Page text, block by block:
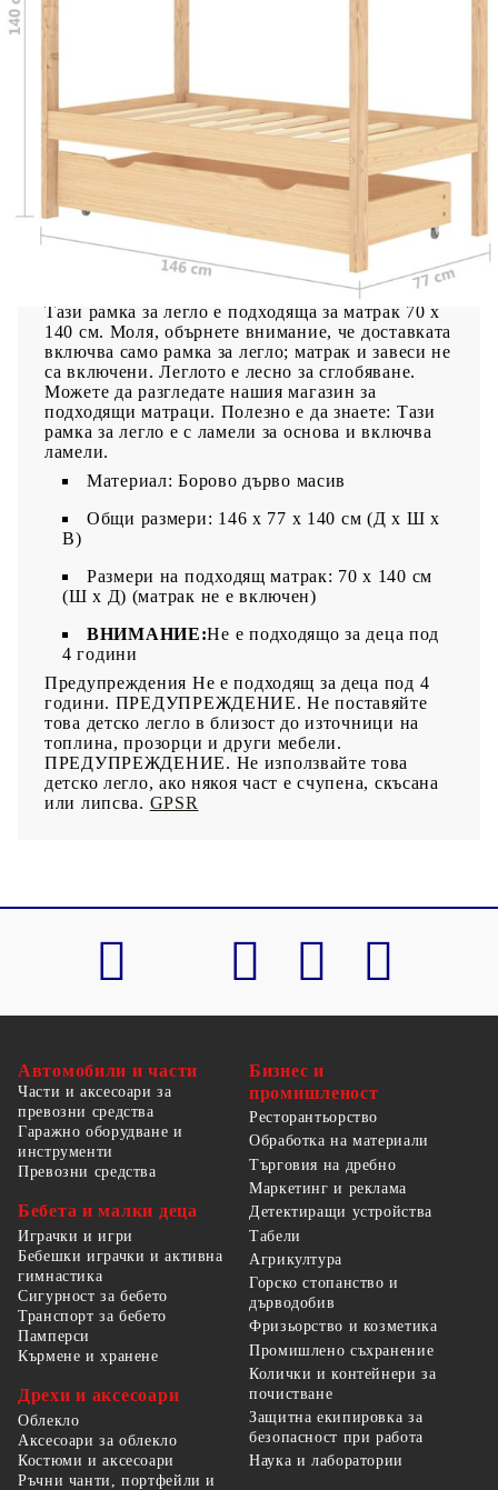
декор на спалня. Леглото е елегантно
проектирано с рамка тип къщичка на дърво,
където можете да закачите завеси, за да
създадете уединение за вашето дете. Може да се
използва и като книга за четене или къщичка за
игра за вашето дете. Изработена от масивна
борова дървесина, тази рамка за легло е
изключително здрава и издръжлива. Здравите
летви предлагат необходимата опора и са много
удобни. Включеното чекмедже за легло с 2
дръжки осигурява достатъчно място за
съхранение на сгънати дрехи, играчки и др.,
поддържайки стаята ви чиста и подредена.
Лесно плъзгащите се колелца могат да работят
както върху мокет, така и върху дървени подове.
Тази рамка за легло е подходяща за матрак 70 x
140 см. Моля, обърнете внимание, че доставката
включва само рамка за легло; матрак и завеси не
са включени. Леглото е лесно за сглобяване.
Можете да разгледате нашия магазин за
подходящи матраци. Полезно е да знаете: Тази
рамка за легло е с ламели за основа и включва
ламели.
Материал: Борово дърво масив
Общи размери: 146 x 77 x 140 см (Д x Ш x
В)
Размери на подходящ матрак: 70 х 140 см
(Ш х Д) (матрак не е включен)
ВНИМАНИЕ:Не е подходящо за деца под
4 години
Предупреждения Не е подходящ за деца под 4
години. ПРЕДУПРЕЖДЕНИЕ. Не поставяйте
това детско легло в близост до източници на
топлина, прозорци и други мебели.
ПРЕДУПРЕЖДЕНИЕ. Не използвайте това
детско легло, ако някоя част е счупена, скъсана
или липсва. GPSR
Автомобили и части
Части и аксесоари за
превозни средства
Гаражно оборудване и
инструменти
Превозни средства
Бебета и малки деца
Играчки и игри
Бебешки играчки и активна
гимнастика
Сигурност за бебето
Транспорт за бебето
Памперси
Кърмене и хранене
Дрехи и аксесоари
Облекло
Аксесоари за облекло
Костюми и аксесоари
Ръчни чанти, портфейли и
Бизнес и
промишленост
Ресторантьорство
Обработка на материали
Търговия на дребно
Маркетинг и реклама
Детектиращи устройства
Табели
Агрикултура
Горско стопанство и
дърводобив
Фризьорство и козметика
Промишлено съхранение
Колички и контейнери за
почистване
Защитна екипировка за
безопасност при работа
Наука и лаборатории